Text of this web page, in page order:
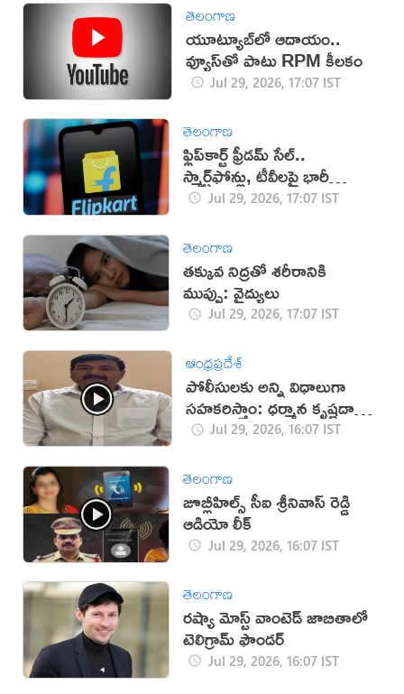
తెలంగాణ
యూట్యూబ్‌లో ఆదాయం..
వ్యూస్‌తో పాటు RPM కీలకం
Jul 29, 2026, 17:07 IST
తెలంగాణ
ఫ్లిప్‌కార్ట్ ఫ్రీడమ్ సేల్..
స్మార్ట్‌ఫోన్లు, టీవీలపై భారీ
తగ్గింపు!
Jul 29, 2026, 17:07 IST
తెలంగాణ
తక్కువ నిద్రతో శరీరానికి
ముప్పు: వైద్యులు
Jul 29, 2026, 17:07 IST
ఆంధ్రప్రదేశ్
పోలీసులకు అన్ని విధాలుగా
సహకరిస్తాం: ధర్మాన కృష్ణదాస్
(వీడియో)
Jul 29, 2026, 16:07 IST
తెలంగాణ
జూబ్లీహిల్స్ సీఐ శ్రీనివాస్ రెడ్డి
ఆడియో లీక్
Jul 29, 2026, 16:07 IST
తెలంగాణ
రష్యా మోస్ట్ వాంటెడ్ జాబితాలో
టెలిగ్రామ్ ఫౌండర్
Jul 29, 2026, 16:07 IST